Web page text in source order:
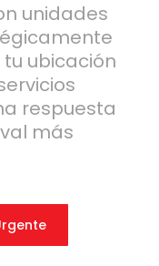
unidades
ubicación
respuesta
más